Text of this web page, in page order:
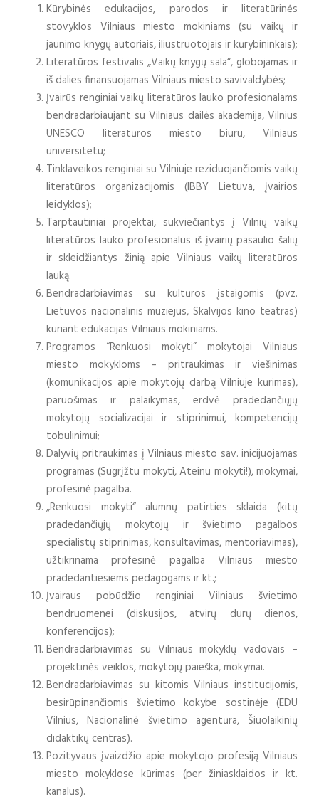
Kūrybinės edukacijos, parodos ir literatūrinės
stovyklos Vilniaus miesto mokiniams (su vaikų ir
jaunimo knygų autoriais, iliustruotojais ir kūrybininkais);
Literatūros festivalis „Vaikų knygų sala“, globojamas ir
iš dalies finansuojamas Vilniaus miesto savivaldybės;
Įvairūs renginiai vaikų literatūros lauko profesionalams
bendradarbiaujant su Vilniaus dailės akademija, Vilnius
UNESCO literatūros miesto biuru, Vilniaus
universitetu;
Tinklaveikos renginiai su Vilniuje reziduojančiomis vaikų
literatūros organizacijomis (IBBY Lietuva, įvairios
leidyklos);
Tarptautiniai projektai, sukviečiantys į Vilnių vaikų
literatūros lauko profesionalus iš įvairių pasaulio šalių
ir skleidžiantys žinią apie Vilniaus vaikų literatūros
lauką.
Bendradarbiavimas su kultūros įstaigomis (pvz.
Lietuvos nacionalinis muziejus, Skalvijos kino teatras)
kuriant edukacijas Vilniaus mokiniams.
Programos “Renkuosi mokyti” mokytojai Vilniaus
miesto mokykloms – pritraukimas ir viešinimas
(komunikacijos apie mokytojų darbą Vilniuje kūrimas),
paruošimas ir palaikymas, erdvė pradedančiųjų
mokytojų socializacijai ir stiprinimui, kompetencijų
tobulinimui;
Dalyvių pritraukimas į Vilniaus miesto sav. inicijuojamas
programas (Sugrįžtu mokyti, Ateinu mokyti!), mokymai,
profesinė pagalba.
„Renkuosi mokyti“ alumnų patirties sklaida (kitų
pradedančiųjų mokytojų ir švietimo pagalbos
specialistų stiprinimas, konsultavimas, mentoriavimas),
užtikrinama profesinė pagalba Vilniaus miesto
pradedantiesiems pedagogams ir kt.;
Įvairaus pobūdžio renginiai Vilniaus švietimo
bendruomenei (diskusijos, atvirų durų dienos,
konferencijos);
Bendradarbiavimas su Vilniaus mokyklų vadovais –
projektinės veiklos, mokytojų paieška, mokymai.
Bendradarbiavimas su kitomis Vilniaus institucijomis,
besirūpinančiomis švietimo kokybe sostinėje (EDU
Vilnius, Nacionalinė švietimo agentūra, Šiuolaikinių
didaktikų centras).
Pozityvaus įvaizdžio apie mokytojo profesiją Vilniaus
miesto mokyklose kūrimas (per žiniasklaidos ir kt.
kanalus).